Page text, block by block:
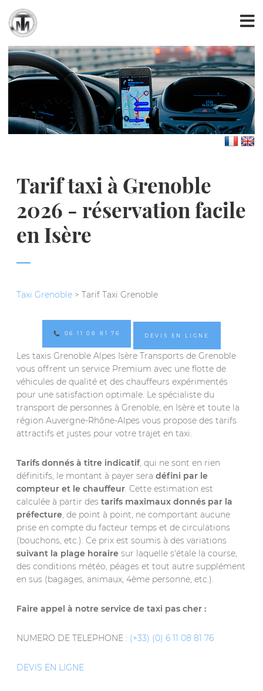
Tarif taxi à Grenoble
2026 - réservation facile
en Isère
Taxi Grenoble > Tarif Taxi Grenoble
📞 06 11 08 81 76 DEVIS EN LIGNE
Les taxis Grenoble Alpes Isère Transports de Grenoble
vous offrent un service Premium avec une flotte de
véhicules de qualité et des chauffeurs expérimentés
pour une satisfaction optimale. Le spécialiste du
transport de personnes à Grenoble, en Isère et toute la
région Auvergne-Rhône-Alpes vous propose des tarifs
attractifs et justes pour votre trajet en taxi.
Tarifs donnés à titre indicatif, qui ne sont en rien
définitifs, le montant à payer sera défini par le
compteur et le chauffeur. Cette estimation est
calculée à partir des tarifs maximaux donnés par la
préfecture, de point à point, ne comportant aucune
prise en compte du facteur temps et de circulations
(bouchons, etc.). Ce prix est soumis à des variations
suivant la plage horaire sur laquelle s'étale la course,
des conditions météo, péages et tout autre supplément
en sus (bagages, animaux, 4ème personne, etc.).
Faire appel à notre service de taxi pas cher :
NUMERO DE TELEPHONE : (+33) (0) 6 11 08 81 76
DEVIS EN LIGNE